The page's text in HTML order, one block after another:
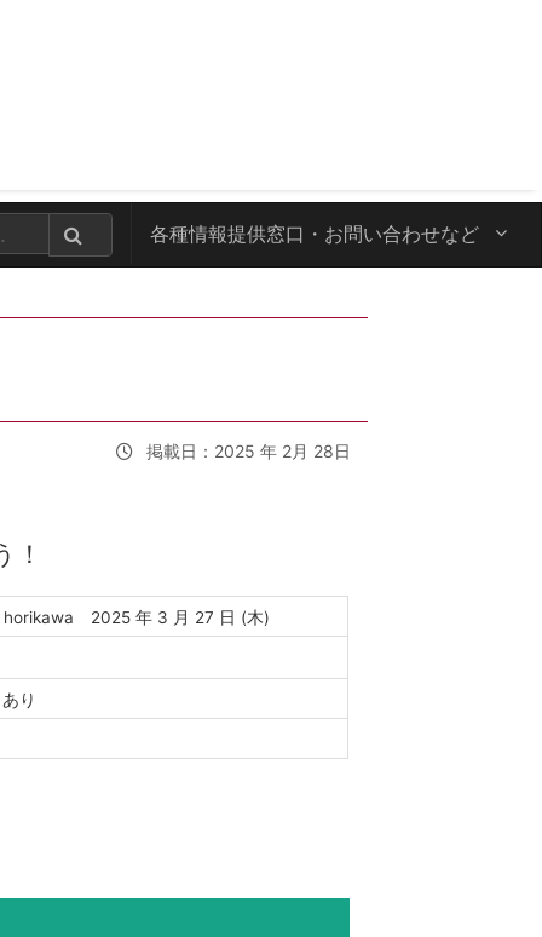
各種情報提供窓口・ お問い合わせなど
掲載日：2025 年 2月 28日
horikawa 2025 年 3 月 27 日 (木)
あり